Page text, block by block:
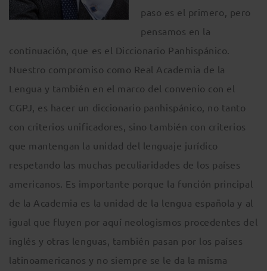
paso es el primero, pero
pensamos en la
continuación, que es el Diccionario Panhispánico.
Nuestro compromiso como Real Academia de la
Lengua y también en el marco del convenio con el
CGPJ, es hacer un diccionario panhispánico, no tanto
con criterios unificadores, sino también con criterios
que mantengan la unidad del lenguaje jurídico
respetando las muchas peculiaridades de los países
americanos. Es importante porque la función principal
de la Academia es la unidad de la lengua española y al
igual que fluyen por aquí neologismos procedentes del
inglés y otras lenguas, también pasan por los países
latinoamericanos y no siempre se le da la misma